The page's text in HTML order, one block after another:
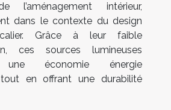
l’aménagement intérieur,
dans le contexte du design
Grâce à leur faible
ces sources lumineuses
une économie énergie
en offrant une durabilité